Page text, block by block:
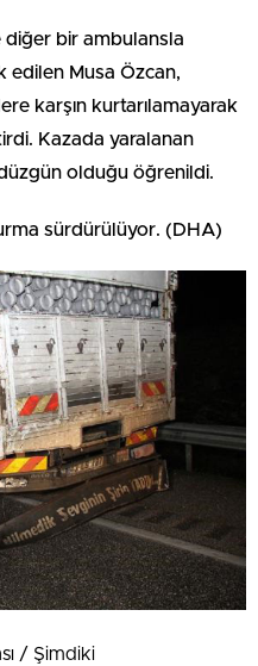
diğer bir ambulansla
edilen Musa Özcan,
karşın kurtarılamayarak
Kazada yaralanan
olduğu öğrenildi.
sürdürülüyor. (DHA)
/ Şimdiki